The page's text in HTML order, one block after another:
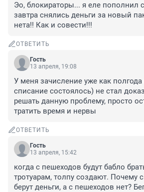
Эо, блокираторы... я еле пополнил
завтра снялись деньги за новый
нета!! Как и совести!!!
ОТВЕТИТЬ
Гость
13 апреля, 19:08
У меня зачисление уже как полгода
списание состоялось) не стал
решать данную проблему, просто
тратить время и нервы
ОТВЕТИТЬ
Гость
13 апреля, 15:42
когда с пешеходов будут бабло
тротуарам, толпу создают. Почему
берут деньги, а с пешеходов нет?